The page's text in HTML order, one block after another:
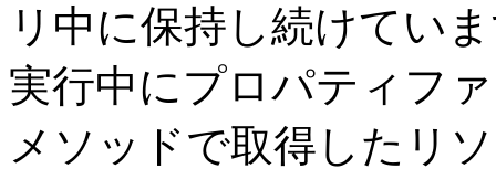
リ中に保持し続けてい
実行中にプロパティフ
メソッドで取得したリ